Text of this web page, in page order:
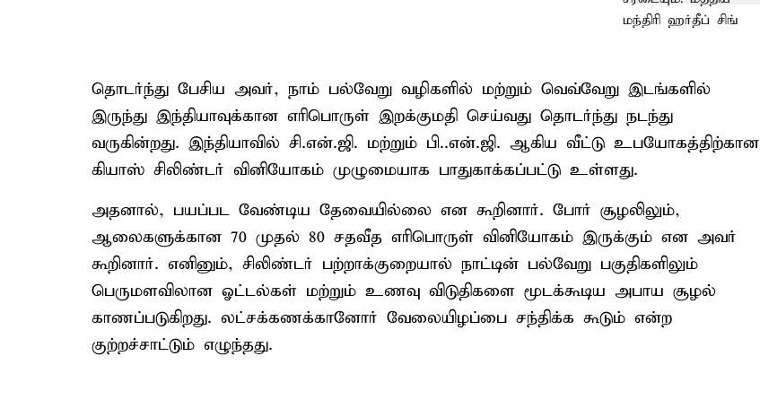
தொடர்ந்து பேசிய அவர், நாம் பல்வேறு வழிகளில் மற்றும் வெவ்வேறு இடங்களில்
இருந்து இந்தியாவுக்கான எரிபொருள் இறக்குமதி செய்வது தொடர்ந்து நடந்து
வருகின்றது. இந்தியாவில் சி.என்.ஜி. மற்றும் பி..என்.ஜி. ஆகிய வீட்டு உபயோகத்திற்கான
கியாஸ் சிலிண்டர் வினியோகம் முழுமையாக பாதுகாக்கப்பட்டு உள்ளது.
அதனால், பயப்பட வேண்டிய தேவையில்லை என கூறினார். போர் சூழலிலும்,
ஆலைகளுக்கான 70 முதல் 80 சதவீத எரிபொருள் வினியோகம் இருக்கும் என அவர்
கூறினார். எனினும், சிலிண்டர் பற்றாக்குறையால் நாட்டின் பல்வேறு பகுதிகளிலும்
பெருமளவிலான ஓட்டல்கள் மற்றும் உணவு விடுதிகளை மூடக்கூடிய அபாய சூழல்
காணப்படுகிறது. லட்சக்கணக்கானோர் வேலையிழப்பை சந்திக்க கூடும் என்ற
குற்றச்சாட்டும் எழுந்தது.